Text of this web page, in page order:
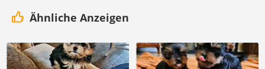
Ähnliche Anzeigen